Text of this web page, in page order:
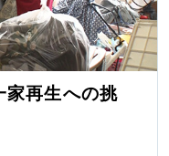
家再生への挑